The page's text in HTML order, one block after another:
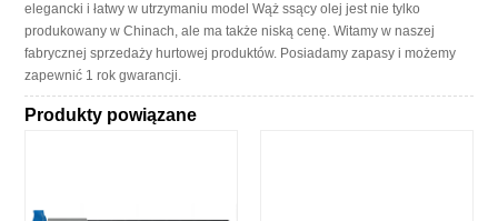
elegancki i łatwy w utrzymaniu model Wąż ssący olej jest nie tylko
produkowany w Chinach, ale ma także niską cenę. Witamy w naszej
fabrycznej sprzedaży hurtowej produktów. Posiadamy zapasy i możemy
zapewnić 1 rok gwarancji.
Produkty powiązane